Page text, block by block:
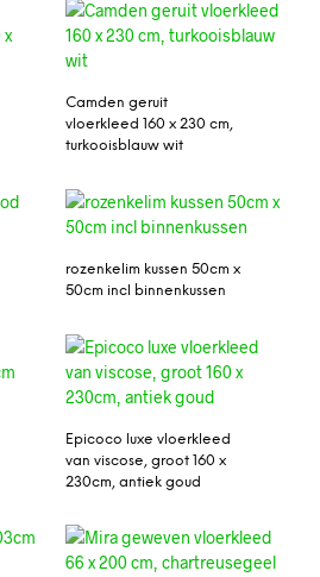
Camden geruit
vloerkleed 160 x 230 cm,
turkooisblauw wit
rozenkelim kussen 50cm x
50cm incl binnenkussen
Epicoco luxe vloerkleed
van viscose, groot 160 x
230cm, antiek goud